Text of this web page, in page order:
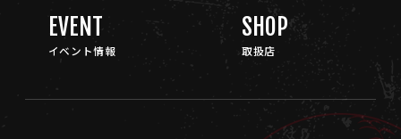
EVENT
イベント情報
SHOP
取扱店